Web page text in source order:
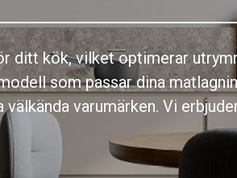
ditt kök, vilket optimerar
som passar dina
varumärken. Vi